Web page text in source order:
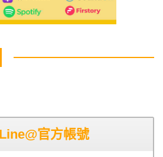
官方帳號